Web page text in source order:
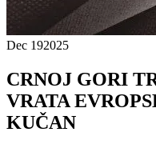
Dec 192025
CRNOJ GORI
VRATA
KUČAN